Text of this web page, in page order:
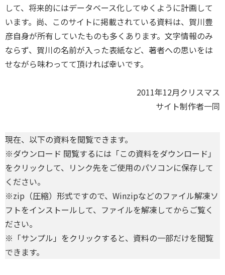
して、将来的にはデータベース化してゆくように計画して
います。尚、このサイトに掲載されている資料は、賀川豊
彦自身が所有していたものも多くあります。文字情報のみ
ならず、賀川の名前が入った表紙など、著者への思いをは
せながら味わってて頂ければ幸いです。
2011年12月クリスマス
サイト制作者一同
現在、以下の資料を閲覧できます。
※ダウンロード 閲覧するには「この資料をダウンロード」
をクリックして、リンク先をご使用のパソコンに保存して
ください。
※zip（圧縮）形式ですので、Winzipなどのファイル解凍ソ
フトをインストールして、ファイルを解凍してからご覧く
ださい。
※「サンプル」をクリックすると、資料の一部だけを閲覧
できます。